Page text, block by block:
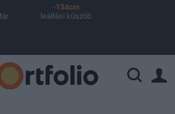
-134cm
leállási küszöb